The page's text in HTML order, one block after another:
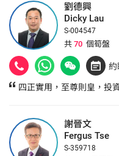
劉德興
Dicky Lau
S-004547
共 70 個筍盤
約
四正實用，至尊則皇，投
謝晉文
Fergus Tse
S-359718